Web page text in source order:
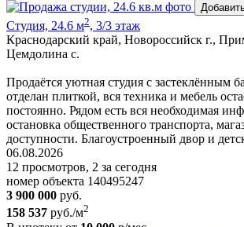
Студия, 24.6 м2, 3/3 этаж
Краснодарский край, Новороссийск г.,
Цемдолина с.
Продаётся уютная студия с застеклённым
отделан плиткой, вся техника и мебель
постоянно. Рядом есть вся необходимая
остановка общественного транспорта,
доступности. Благоустроенный двор и
06.08.2026
12 просмотров, 2 за сегодня
номер объекта 140495247
3 900 000 руб.
158 537 руб./м2